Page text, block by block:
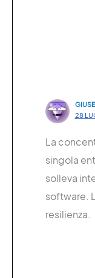
28
La
singola
solleva
software.
resilienza.